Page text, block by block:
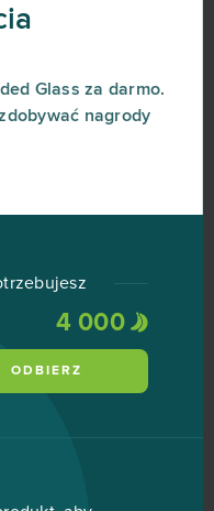
Glass za darmo.
nagrody
4 000
ODBIERZ